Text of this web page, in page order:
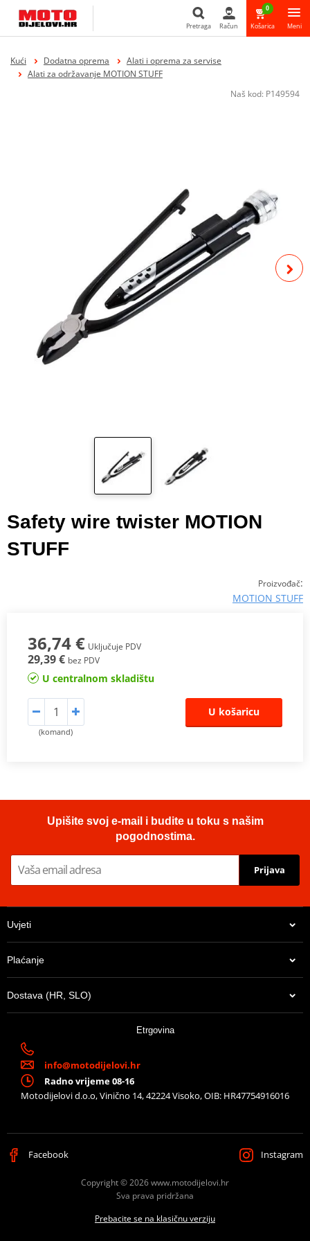
Pretraga Račun
0
Košarica Meni
Kući Dodatna oprema
Alati i oprema za servise
Alati za održavanje MOTION STUFF
Naš kod: P149594
Safety wire twister MOTION
STUFF
Proizvođač:
MOTION STUFF
36,74 € Uključuje PDV
29,39 € bez PDV
U centralnom skladištu
(komand)
U košaricu
Upišite svoj e-mail i budite u toku s našim
pogodnostima.
Prijava
Uvjeti
Plaćanje
Dostava (HR, SLO)
Etrgovina
info@motodijelovi.hr
Radno vrijeme 08-16
Motodijelovi d.o.o, Vinično 14, 42224 Visoko, OIB: HR47754916016
Facebook Instagram
Copyright © 2026 www.motodijelovi.hr
Sva prava pridržana
Prebacite se na klasičnu verziju